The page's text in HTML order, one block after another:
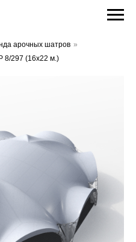
арочных шатров »
8/297 (16х22 м.)